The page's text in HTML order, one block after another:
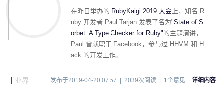
在昨日举办的 RubyKaigi 2019 大会 上，知名 R
uby 开发者 Paul Tarjan 发表了名为"State of S
orbet: A Type Checker for Ruby"的主题演讲，
Paul 曾就职于 Facebook，参与过 HHVM 和 H
ack 的开发工作。
业界 发布于2019-04-20 07:57 | 2039次阅读 | 1个意见 详细内容